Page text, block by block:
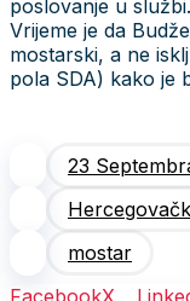
poslovanje u službi.
Vrijeme je da
mostarski, a ne
pola SDA) kako je
23
mostar
FacebookX